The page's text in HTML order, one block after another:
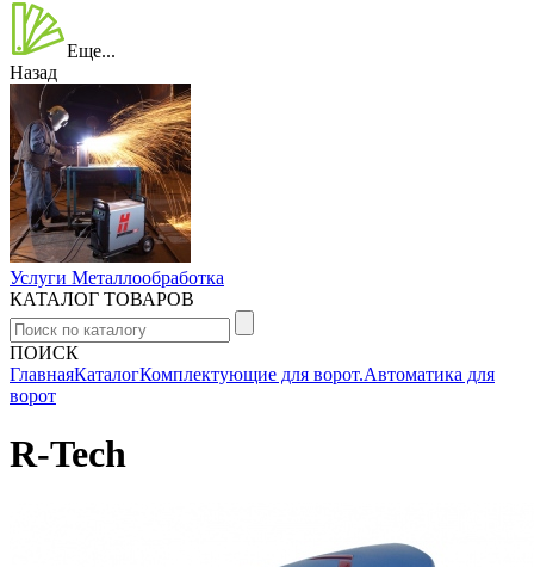
Еще...
Назад
Услуги Металлообработка
КАТАЛОГ ТОВАРОВ
ПОИСК
ГлавнаяКаталогКомплектующие для ворот.Автоматика для
ворот
R-Tech